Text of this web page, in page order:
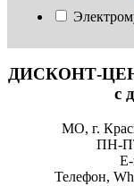
ДИСКОНТ-
с
МО, г.
ПН-
Телефон,